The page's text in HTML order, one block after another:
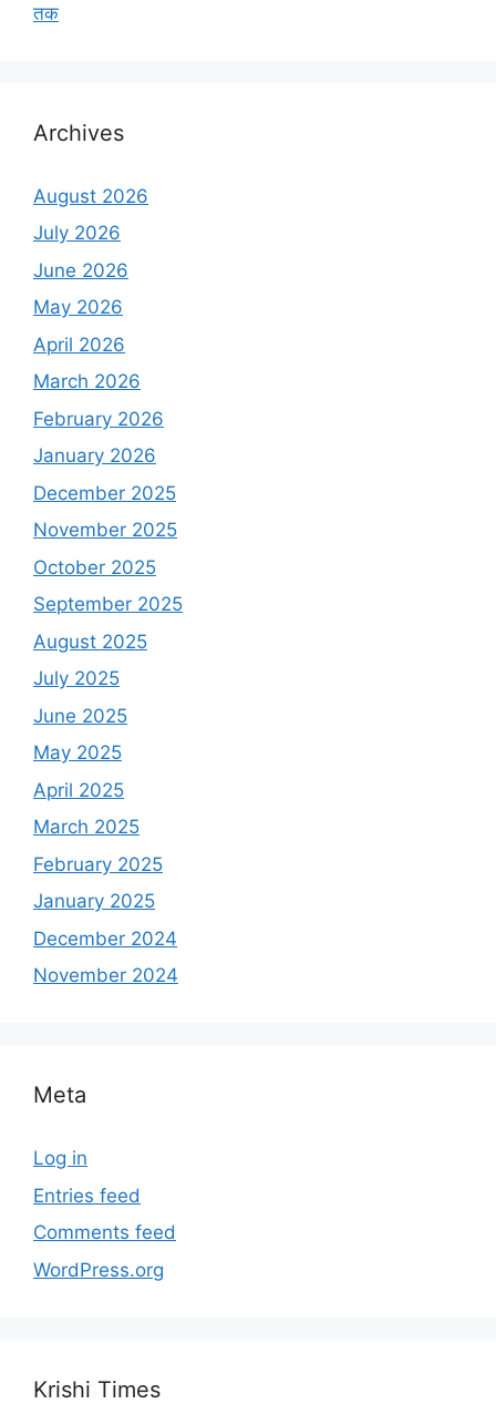
तक
Archives
August 2026
July 2026
June 2026
May 2026
April 2026
March 2026
February 2026
January 2026
December 2025
November 2025
October 2025
September 2025
August 2025
July 2025
June 2025
May 2025
April 2025
March 2025
February 2025
January 2025
December 2024
November 2024
Meta
Log in
Entries feed
Comments feed
WordPress.org
Krishi Times